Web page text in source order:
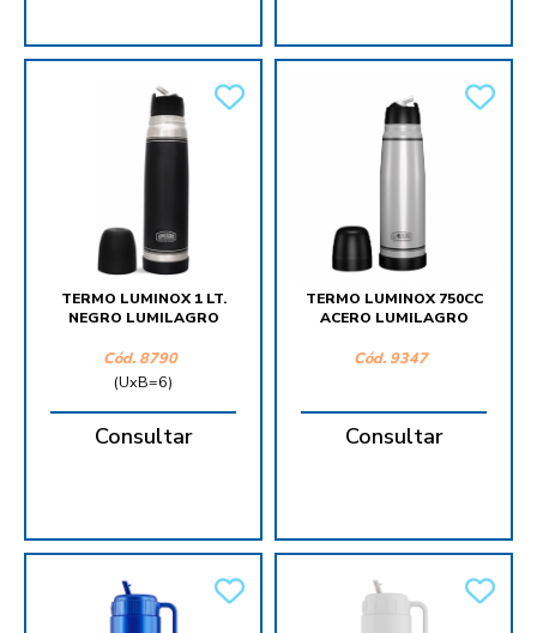
TERMO LUMINOX 1 LT.
NEGRO LUMILAGRO
Cód. 8790
(UxB=6)
Consultar
TERMO LUMINOX 750CC
ACERO LUMILAGRO
Cód. 9347
Consultar